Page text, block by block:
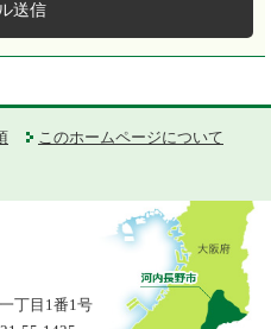
送信
このホームページについて
丁目1番1号